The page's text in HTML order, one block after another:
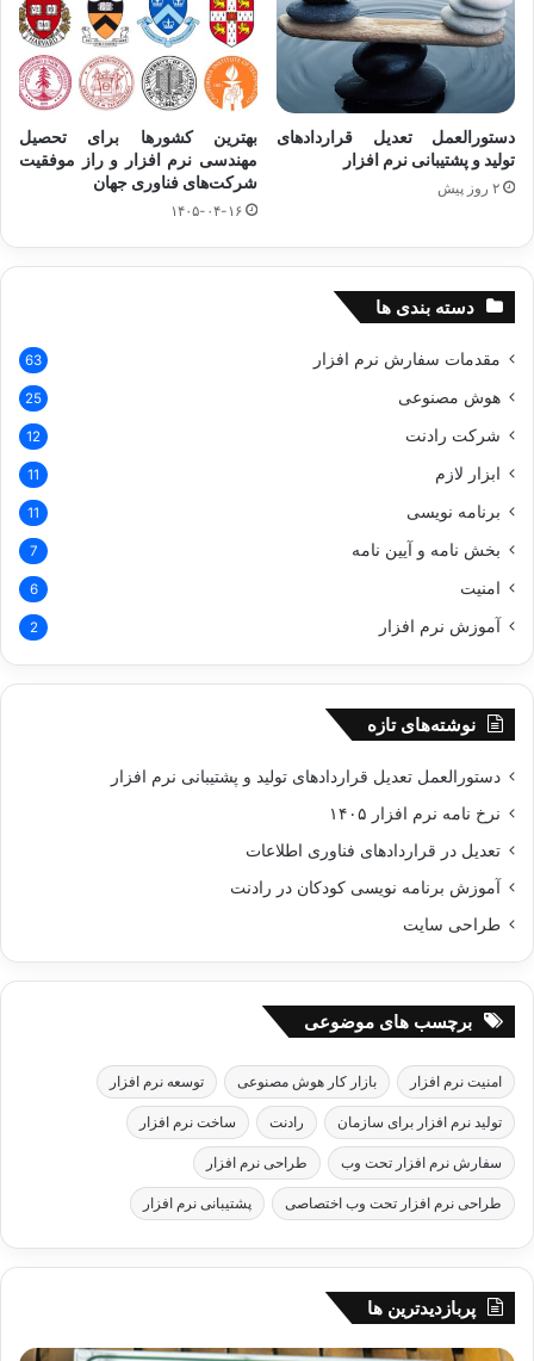
دستورالعمل تعدیل قراردادهای
تولید و پشتیبانی نرم‌ افزار
۲ روز پیش
بهترین کشورها برای تحصیل
مهندسی نرم‌ افزار و راز موفقیت
شرکت‌های فناوری جهان
۱۴۰۵-۰۴-۱۶
دسته بندی ها
مقدمات سفارش نرم افزار 63
هوش مصنوعی 25
شرکت رادنت 12
ابزار لازم 11
برنامه نویسی 11
بخش نامه و آیین نامه 7
امنیت 6
آموزش نرم افزار 2
نوشته‌های تازه
دستورالعمل تعدیل قراردادهای تولید و پشتیبانی نرم‌ افزار
نرخ نامه نرم افزار ۱۴۰۵
تعدیل در قراردادهای فناوری اطلاعات
آموزش برنامه نویسی کودکان در رادنت
طراحی سایت
برچسب های موضوعی
امنیت نرم افزار بازار کار هوش مصنوعی توسعه نرم افزار
تولید نرم افزار برای سازمان رادنت ساخت نرم افزار
سفارش نرم افزار تحت وب طراحی نرم افزار
طراحی نرم افزار تحت وب اختصاصی پشتیبانی نرم افزار
پربازدیدترین ها